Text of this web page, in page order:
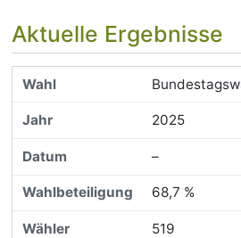
Aktuelle Ergebnisse
2025
–
68,7 %
519